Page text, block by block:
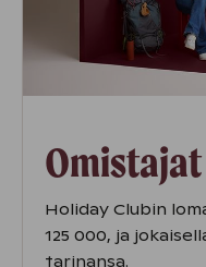
Holiday Clubin
125 000, ja
tarinansa.